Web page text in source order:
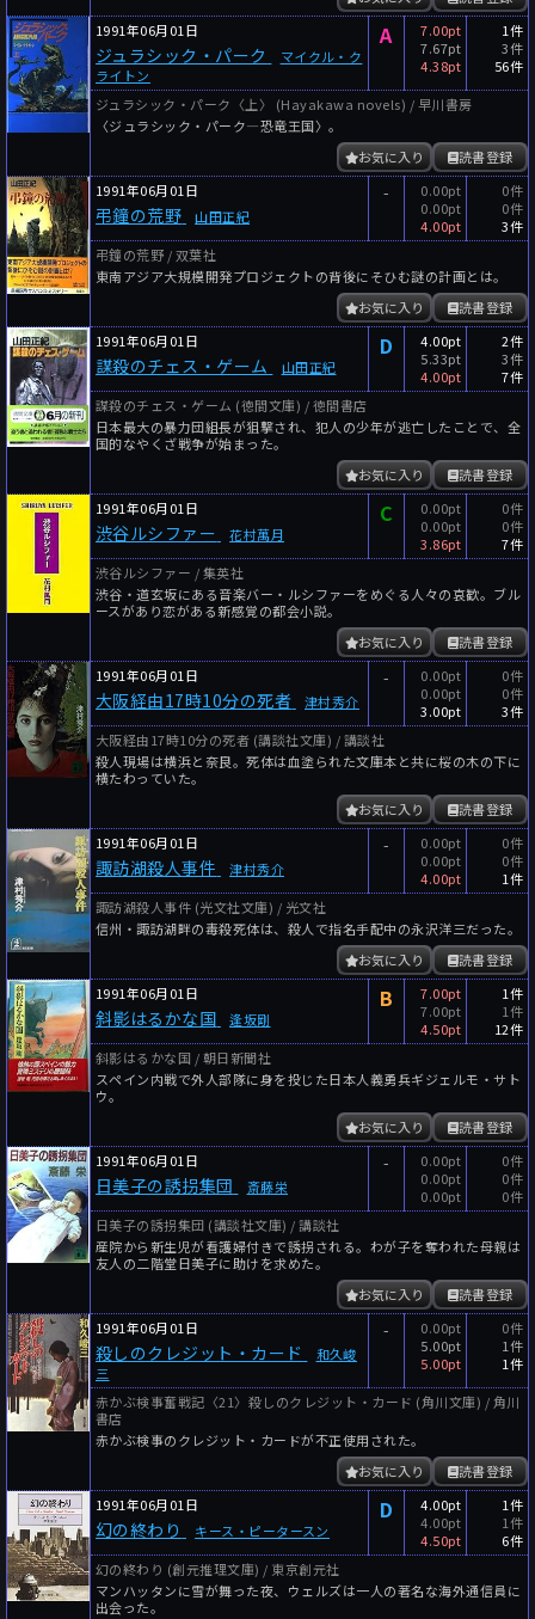
1991年06月01日
ジュラシック・パーク
マイクル・ク
ライトン
A
7.00pt
7.67pt
4.38pt
1件
3件
56件
ジュラシック・パーク〈上〉 (Hayakawa novels) / 早川書房
〈ジュラシック・パーク―恐竜王国〉。
読書登録
お気に入り
1991年06月01日
弔鐘の荒野 山田正紀
-
0.00pt
0.00pt
4.00pt
0件
0件
3件
弔鐘の荒野 / 双葉社
東南アジア大規模開発プロジェクトの背後にそひむ謎の計画とは。
読書登録
お気に入り
1991年06月01日
謀殺のチェス・ゲーム 山田正紀
D
4.00pt
5.33pt
4.00pt
2件
3件
7件
謀殺のチェス・ゲーム (徳間文庫) / 徳間書店
日本最大の暴力団組長が狙撃され、犯人の少年が逃亡したことで、全
国的なやくざ戦争が始まった。
読書登録
お気に入り
1991年06月01日
渋谷ルシファー 花村萬月
C
0.00pt
0.00pt
3.86pt
0件
0件
7件
渋谷ルシファー / 集英社
渋谷・道玄坂にある音楽バー・ルシファーをめぐる人々の哀歓。ブル
ースがあり恋がある新感覚の都会小説。
読書登録
お気に入り
1991年06月01日
大阪経由17時10分の死者 津村秀介
-
0.00pt
0.00pt
3.00pt
0件
0件
3件
大阪経由17時10分の死者 (講談社文庫) / 講談社
殺人現場は横浜と奈良。死体は血塗られた文庫本と共に桜の木の下に
横たわっていた。
読書登録
お気に入り
1991年06月01日
諏訪湖殺人事件 津村秀介
-
0.00pt
0.00pt
4.00pt
0件
0件
1件
諏訪湖殺人事件 (光文社文庫) / 光文社
信州・諏訪湖畔の毒殺死体は、殺人で指名手配中の永沢洋三だった。
読書登録
お気に入り
1991年06月01日
斜影はるかな国 逢坂剛
B
7.00pt
7.00pt
4.50pt
1件
1件
12件
斜影はるかな国 / 朝日新聞社
スペイン内戦で外人部隊に身を投じた日本人義勇兵ギジェルモ・サト
ウ。
読書登録
お気に入り
1991年06月01日
日美子の誘拐集団 斎藤栄
-
0.00pt
0.00pt
0.00pt
0件
0件
0件
日美子の誘拐集団 (講談社文庫) / 講談社
産院から新生児が看護婦付きで誘拐される。わが子を奪われた母親は
友人の二階堂日美子に助けを求めた。
読書登録
お気に入り
1991年06月01日
殺しのクレジット・カード
和久峻
三
-
0.00pt
5.00pt
5.00pt
0件
1件
1件
赤かぶ検事奮戦記〈21〉殺しのクレジット・カード (角川文庫) / 角川
書店
赤かぶ検事のクレジット・カードが不正使用された。
読書登録
お気に入り
1991年06月01日
幻の終わり キース・ピータースン
D
4.00pt
4.00pt
4.50pt
1件
1件
6件
幻の終わり (創元推理文庫) / 東京創元社
マンハッタンに雪が舞った夜、ウェルズは一人の著名な海外通信員に
出会った。